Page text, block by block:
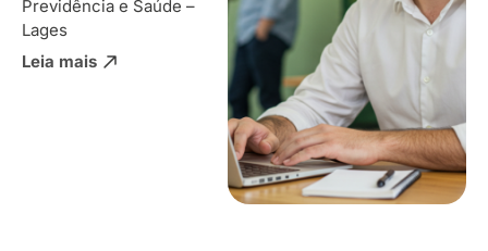
Previdência e Saúde –
Lages
Leia mais